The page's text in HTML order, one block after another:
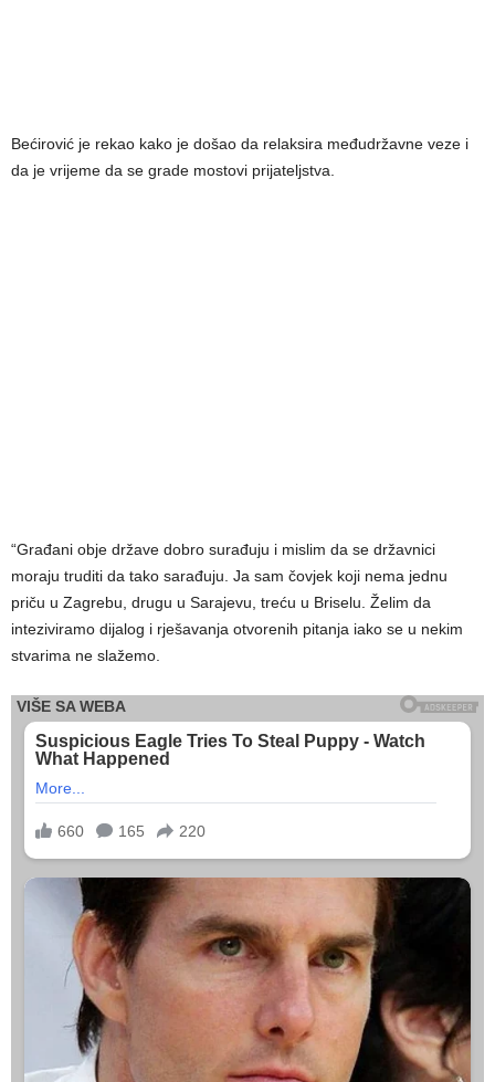
Bećirović je rekao kako je došao da relaksira međudržavne veze i
da je vrijeme da se grade mostovi prijateljstva.
“Građani obje države dobro surađuju i mislim da se državnici
moraju truditi da tako sarađuju. Ja sam čovjek koji nema jednu
priču u Zagrebu, drugu u Sarajevu, treću u Briselu. Želim da
inteziviramo dijalog i rješavanja otvorenih pitanja iako se u nekim
stvarima ne slažemo.